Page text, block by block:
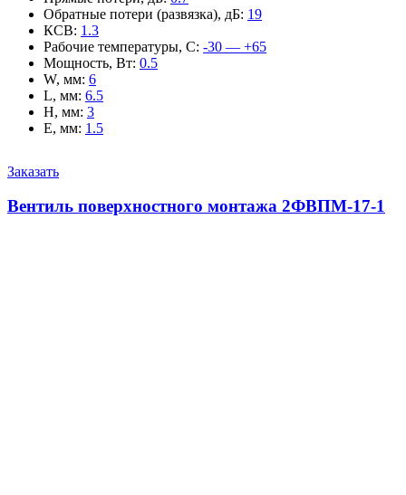
Обратные потери (развязка), дБ: 19
КСВ: 1.3
Рабочие температуры, С: -30 — +65
Мощность, Вт: 0.5
W, мм: 6
L, мм: 6.5
H, мм: 3
E, мм: 1.5
Заказать
Вентиль поверхностного монтажа 2ФВПМ-17-1